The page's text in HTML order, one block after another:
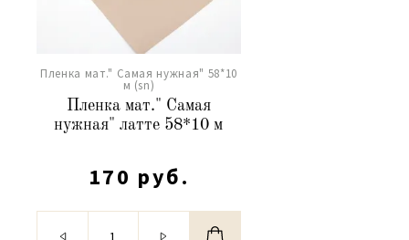
Пленка мат." Самая нужная" 58*10
м (sn)
Пленка мат." Самая
нужная" латте 58*10 м
170 руб.